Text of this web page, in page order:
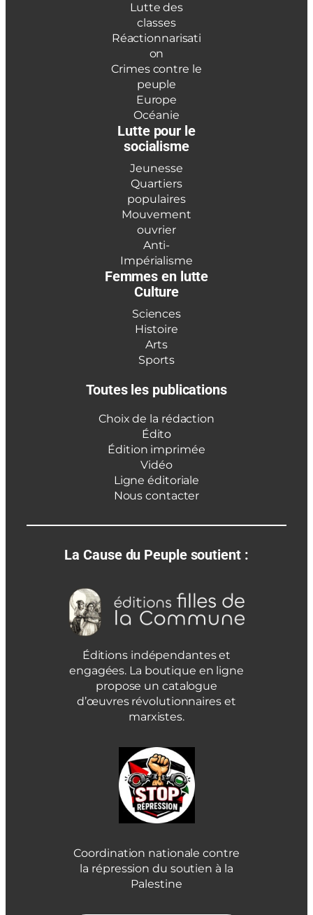
Lutte des
classes
Réactionnarisati
on
Crimes contre le
peuple
Europe
Océanie
Lutte pour le
socialisme
Jeunesse
Quartiers
populaires
Mouvement
ouvrier
Anti-
Impérialisme
Femmes en lutte
Culture
Sciences
Histoire
Arts
Sports
Toutes les publications
Choix de la rédaction
Édito
Édition imprimée
Vidéo
Ligne éditoriale
Nous contacter
La Cause du Peuple soutient :
Éditions indépendantes et
engagées. La boutique en ligne
propose un catalogue
d’œuvres révolutionnaires et
marxistes.
Coordination nationale contre
la répression du soutien à la
Palestine